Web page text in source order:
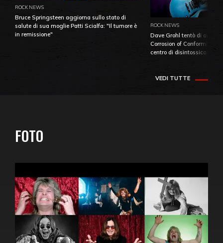
ROCK NEWS
Bruce Springsteen aggiorna sullo stato di
salute di sua moglie Patti Scialfa: "Il tumore è
in remissione"
ROCK NEWS
Dave Grohl tentò di
Corrosion of Conformity
centro di
VEDI TUTTE
FOTO